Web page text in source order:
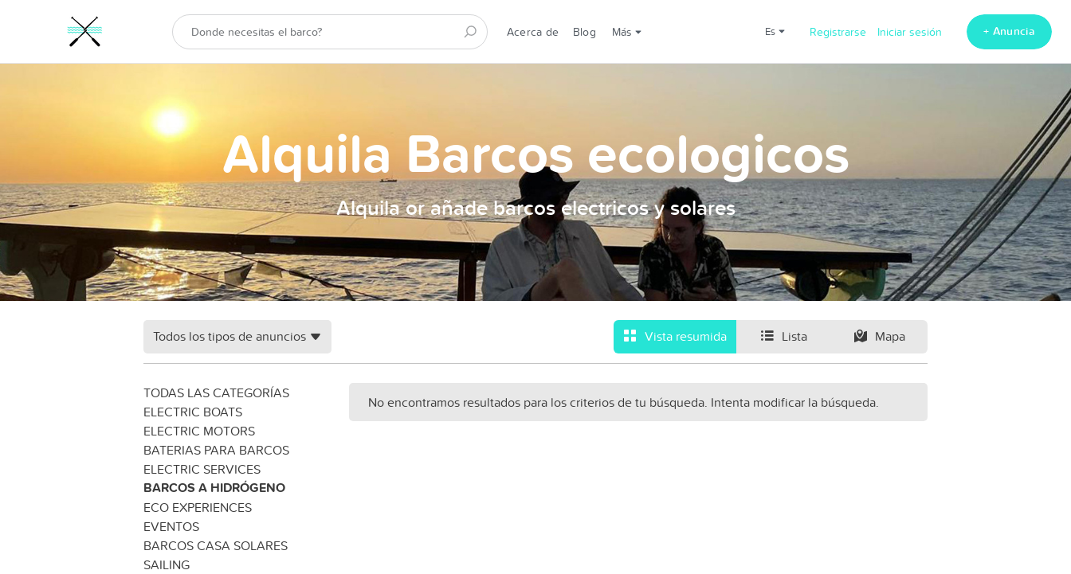
Acerca de Blog Más es Registrarse Iniciar sesión + Anuncia
Alquila Barcos ecologicos
Alquila or añade barcos electricos y solares
Vista resumida Lista Mapa
Todos los tipos de anuncios
TODAS LAS CATEGORÍAS
ELECTRIC BOATS
ELECTRIC MOTORS
BATERIAS PARA BARCOS
ELECTRIC SERVICES
BARCOS A HIDRÓGENO
ECO EXPERIENCES
EVENTOS
BARCOS CASA SOLARES
SAILING
No encontramos resultados para los criterios de tu búsqueda. Intenta modificar la búsqueda.